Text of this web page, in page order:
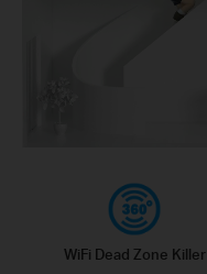
WiFi Dead Zone Killer